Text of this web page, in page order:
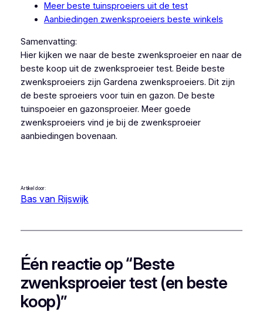
Meer beste tuinsproeiers uit de test
Aanbiedingen zwenksproeiers beste winkels
Samenvatting:
Hier kijken we naar de beste zwenksproeier en naar de
beste koop uit de zwenksproeier test. Beide beste
zwenksproeiers zijn Gardena zwenksproeiers. Dit zijn
de beste sproeiers voor tuin en gazon. De beste
tuinspoeier en gazonsproeier. Meer goede
zwenksproeiers vind je bij de zwenksproeier
aanbiedingen bovenaan.
Artikel door:
Bas van Rijswijk
Één reactie op “Beste
zwenksproeier test (en beste
koop)”